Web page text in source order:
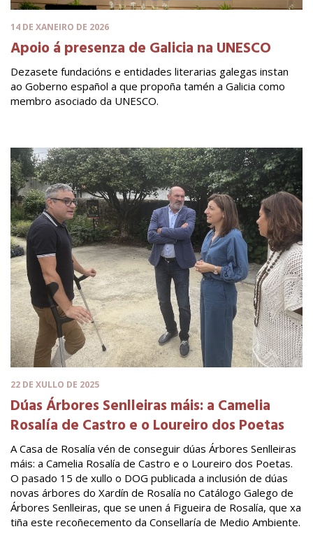
14 DE XANEIRO DE 2026
Apoio á presenza de Galicia na UNESCO
Dezasete fundacións e entidades literarias galegas instan
ao Goberno español a que propoña tamén a Galicia como
membro asociado da UNESCO.
22 DE XULLO DE 2025
Dúas Árbores Senlleiras máis: a Camelia
Rosalía de Castro e o Loureiro dos Poetas
A Casa de Rosalía vén de conseguir dúas Árbores Senlleiras
máis: a Camelia Rosalía de Castro e o Loureiro dos Poetas.
O pasado 15 de xullo o DOG publicada a inclusión de dúas
novas árbores do Xardín de Rosalía no Catálogo Galego de
Árbores Senlleiras, que se unen á Figueira de Rosalía, que xa
tiña este recoñecemento da Consellaría de Medio Ambiente.